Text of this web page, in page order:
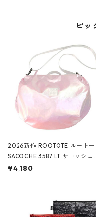
ピッ
2026新作 ROOTOTE ルートー
SACOCHE 3587 LT.サコッシュ.
ミエ-B ショルダーバッグ グロ
¥4,180